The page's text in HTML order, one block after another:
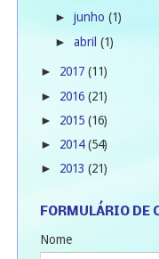
►junho(1)
►abril(1)
► 2017 (11)
► 2016 (21)
► 2015 (16)
► 2014(54)
► 2013 (21)
FORMULÁRIO DE
Nome